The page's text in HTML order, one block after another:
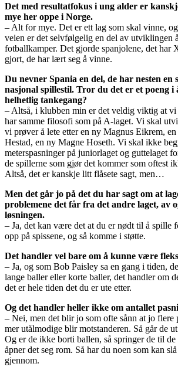
Det med resultatfokus i ung alder er
mye her oppe i Norge.
– Alt for mye. Det er ett lag som skal vinne,
veien er det selvfølgelig en del av utviklingen
fotballkamper. Det gjorde spanjolene, det har
gjort, de har lært seg å vinne.
Du nevner Spania en del, de har nesten en
nasjonal spillestil. Tror du det er et poeng i
helhetlig tankegang?
– Altså, i klubben min er det veldig viktig at vi
har samme filosofi som på A-laget. Vi skal
vi prøver å lete etter en ny Magnus Eikrem,
Hestad, en ny Magne Hoseth. Vi skal ikke
meterspasninger på juniorlaget og guttelaget
de spillerne som gjør det kommer som oftest
Altså, det er kanskje litt flåsete sagt, men…
Men det går jo på det du har sagt om at
problemene det får fra det andre laget, av
løsningen.
– Ja, det kan være det at du er nødt til å spille
opp på spissene, og så komme i støtte.
Det handler vel bare om å kunne være
– Ja, og som Bob Paisley sa en gang i tiden,
lange baller eller korte baller, det handler om
det er hele tiden det du er ute etter.
Og det handler heller ikke om antallet
– Nei, men det blir jo som ofte sånn at jo flere
mer utålmodige blir motstanderen. Så går de
Og er de ikke borti ballen, så springer de til
åpner det seg rom. Så har du noen som kan
gjennom.